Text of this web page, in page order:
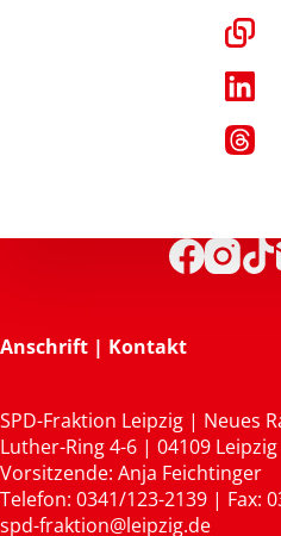
Anschrift | Kontakt
SPD-Fraktion Leipzig | Neues
Luther-Ring 4-6 | 04109 Leipzig
Vorsitzende: Anja Feichtinger
Telefon: 0341/123-2139 | Fax:
spd-fraktion@leipzig.de